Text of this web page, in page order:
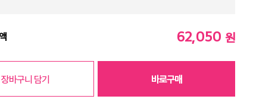
62,050 원
장바구니 담기 바로구매